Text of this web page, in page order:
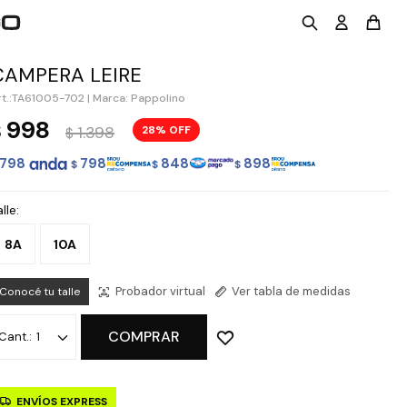
LEIRE
TA61005-702 | Marca: Pappolino
998 $ 1.398 28
798 $ 798 $ 848 $ 898
8A 10A
Conocé tu talle Probador virtual Ver tabla de medidas
1 COMPRAR
ENVÍOS EXPRESS